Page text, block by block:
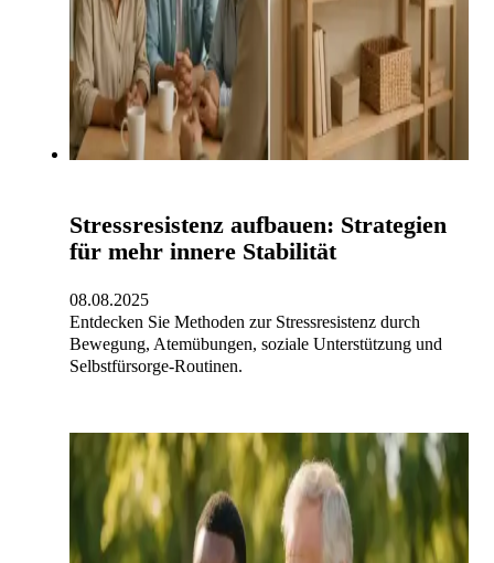
Stressresistenz aufbauen: Strategien
für mehr innere Stabilität
08.08.2025
Entdecken Sie Methoden zur Stressresistenz durch
Bewegung, Atemübungen, soziale Unterstützung und
Selbstfürsorge-Routinen.